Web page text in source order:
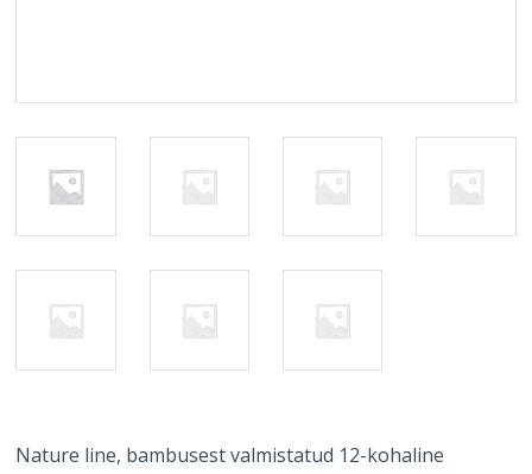
Nature line, bambusest valmistatud 12-kohaline